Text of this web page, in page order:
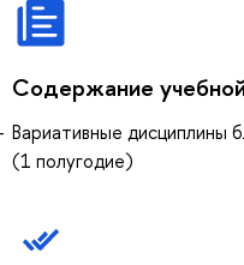
Содержание
Вариативные дисциплины
(1 полугодие)